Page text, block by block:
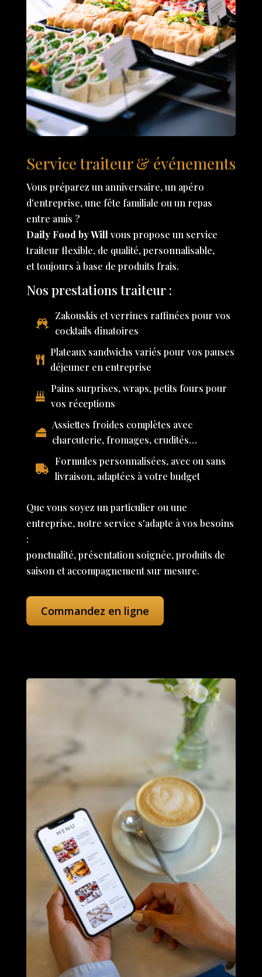
Service traiteur & événements
Vous préparez un anniversaire, un apéro
d'entreprise, une fête familiale ou un repas
entre amis ?
Daily Food by Will vous propose un service
traiteur flexible, de qualité, personnalisable,
et toujours à base de produits frais.
Nos prestations traiteur :
Zakouskis et verrines raffinées pour vos
cocktails dînatoires
Plateaux sandwichs variés pour vos pauses
déjeuner en entreprise
Pains surprises, wraps, petits fours pour
vos réceptions
Assiettes froides complètes avec
charcuterie, fromages, crudités…
Formules personnalisées, avec ou sans
livraison, adaptées à votre budget
Que vous soyez un particulier ou une
entreprise, notre service s'adapte à vos besoins
:
ponctualité, présentation soignée, produits de
saison et accompagnement sur mesure.
Commandez en ligne